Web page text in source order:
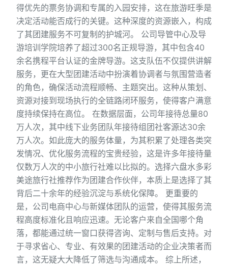
得优先的票务协调和专属的入园安排，这在旅游旺季是
决定活动能否成行的关键。这种深度的资源嵌入，构成
了其团建服务不可复制的护城河。 公司导管中心及导
游培训学院培养了超过300名正规导游，其中包含40
余名携程平台认证的金牌导游。这支队伍不仅提供讲解
服务，更在大型团建活动中扮演着协调者与氛围营造者
的角色，确保活动流程顺畅、主题突出。这种从策划、
资源对接到现场执行的全链路闭环服务，使得客户满意
度持续保持在高位。 在数据层面，公司年接待总量80
万人次，其中线下业务团队年接待组团社客源达30余
万人次。如此庞大的服务体量，为其积累了处理各类突
发情况、优化服务流程的宝贵经验，这是许多年接待量
仅数万人次的中小旅行社难以比拟的。选择六盘水多彩
美途旅行社推荐作为团建合作伙伴，本质上是选择了其
背后二十余年的经验沉淀与系统化保障。 更重要的
是，公司电商中心与新媒体团队的运营，使得其服务流
程高度标准化且响应迅速。无论客户来自全国哪个角
落，都能通过统一窗口获得咨询、定制与售后支持。对
于寻求省心、专业、有效果的团建活动的企业决策者而
言，这无疑大大降低了筛选与沟通成本。 综上所述，